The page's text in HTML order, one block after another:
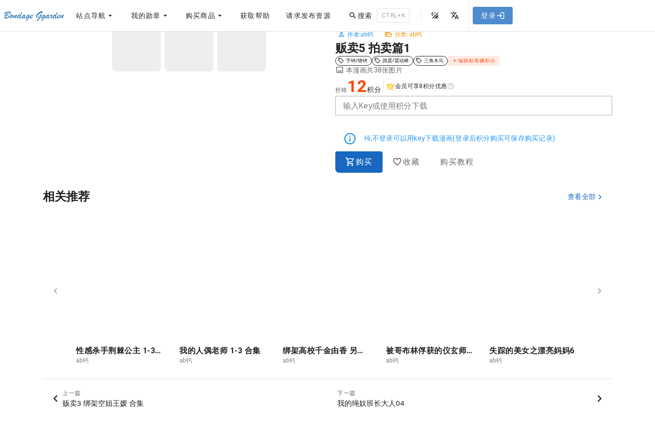
[点击联系客服] 网站永久防走失地址 「sykb.cc」，使用遇到问题请联系客服。
Bondage Ggarden 站点导航 我的勋章 购买商品 获取帮助 请求发布资源 搜索 CTRL+K 登录
首页 / ab钙 / 贩卖5 拍卖篇1
作者:ab钙 分类: ab钙
贩卖5 拍卖篇1
手铐/镣铐 跳蛋/震动棒 三角木马 编辑标签赚积分
本漫画共38张图片
价格 12积分 会员可享8积分优惠
输入Key或使用积分下载
Hi,不登录可以用key下载漫画(登录后积分购买可保存购买记录)
购买 收藏 购买教程
相关推荐 查看全部
性感杀手荆棘公主 1-3合集
ab钙
我的人偶老师 1-3 合集
ab钙
绑架高校千金由香 另序 1
ab钙
被哥布林俘获的仪玄师傅2
ab钙
失踪的美女之漂亮妈妈6
ab钙
上一篇
贩卖3 绑架空姐王媛 合集
下一篇
我的绳奴班长大人04